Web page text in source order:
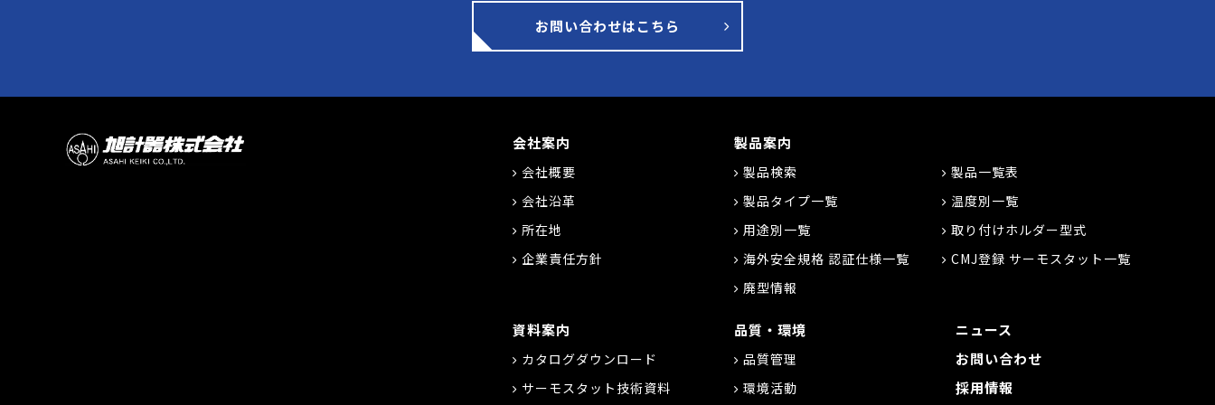
お問い合わせはこちら
会社案内
会社概要
会社沿革
所在地
企業責任方針
製品案内
製品検索
製品一覧表
製品タイプ一覧
温度別一覧
用途別一覧
取り付けホルダー型式
海外安全規格 認証仕様一覧
CMJ登録 サーモスタット一覧
廃型情報
資料案内
カタログダウンロード
サーモスタット技術資料
品質・環境
品質管理
環境活動
ニュース
お問い合わせ
採用情報